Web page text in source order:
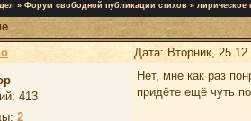
» Форум свободной публикации стихов » лирическое
Дата: Вторник,
413
2
Нет, мне как раз
придёте ещё чуть